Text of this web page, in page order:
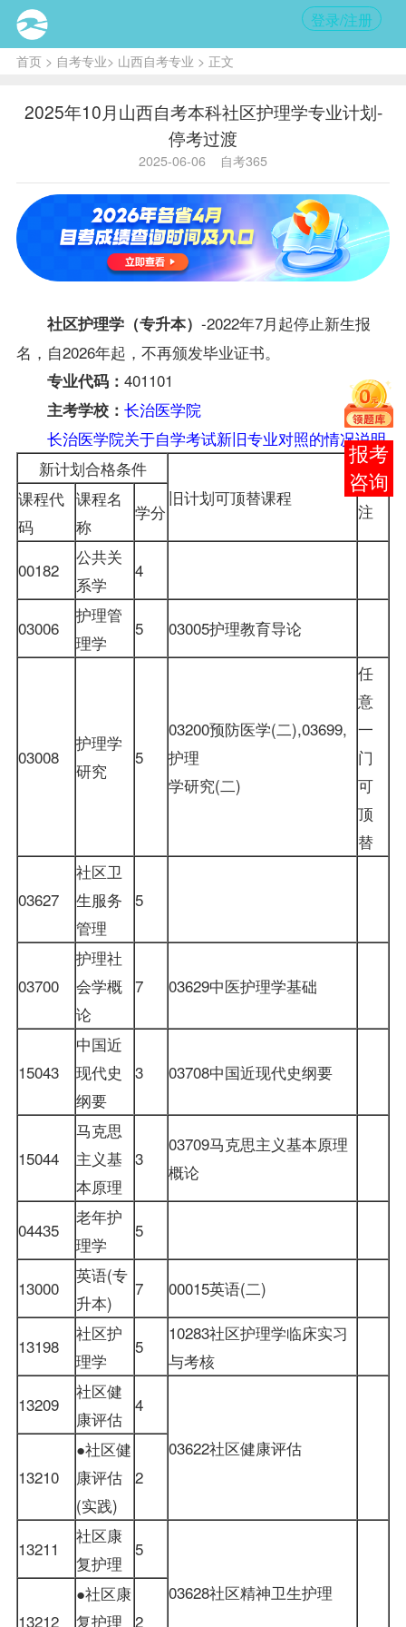
登录/注册
首页> 自考专业> 山西自考专业 > 正文
2025年10月山西自考本科社区护理学专业计划-
停考过渡
2025-06-06 自考365
社区护理学（专升本） -2022年7月起停止新生报
名，自2026年起，不再颁发毕业证书。
专业代码： 401101
主考学校： 长治医学院
长治医学院关于自学考试新旧专业对照的情况说明
新计划合格条件
旧计划可顶替课程
备
注
课程代
码
课程名
称
学分
00182
公共关
系学
4
03006
护理管
理学
5 03005护理教育导论
03008
护理学
研究
5
03200预防医学(二),03699,
护理
学研究(二)
任
意
一
门
可
顶
替
03627
社区卫
生服务
管理
5
03700
护理社
会学概
论
7 03629中医护理学基础
15043
中国近
现代史
纲要
3 03708中国近现代史纲要
15044
马克思
主义基
本原理
3
03709马克思主义基本原理
概论
04435
老年护
理学
5
13000
英语(专
升本)
7 00015英语(二)
13198
社区护
理学
5
10283社区护理学临床实习
与考核
13209
社区健
康评估
4
03622社区健康评估
13210
●社区健
康评估
(实践)
2
13211
社区康
复护理
5
03628社区精神卫生护理
13212
●社区康
复护理 2
在线
客服